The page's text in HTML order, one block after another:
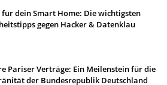
für dein Smart Home: Die wichtigsten
gegen Hacker & Datenklau
Pariser Verträge: Ein Meilenstein für die
der Bundesrepublik Deutschland